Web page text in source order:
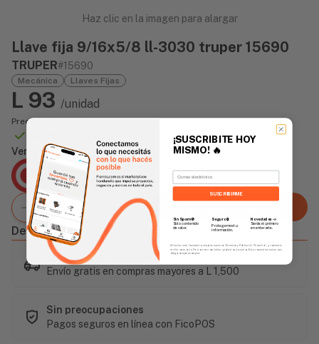
Haz clic en la imagen para alargar
Llave fija 9/16x5/8 ll-3030 truper 15690
TRUPER#15690
Mecánica Llaves Fijas
L 93 /unidad
Precio incluye impuesto sobre ventas
Vendido Por:
Agencia Global
2 días - Tiempo de Entrega Promedio
Descripción
Este artículo es popular
Envío gratis en compras mayores a L 1,500
Sin preocupaciones
Pagos seguros en línea con FicoPOS
¡SUSCRIBITE HOY
MISMO! 🔥
Email
SUSCRIBIRME
Sin Spam 🚫
Solo contenido
de valor.
Seguro 🔒
Protegemos tu
información.
Novedades 📣
Serás el primero
en enterarte.
Al enviar este formulario, aceptás nuestros Términos y Política de Privacidad, y consentís
recibir correos de Fierros con novedades, productos y eventos. Este consentimiento no es
obligatorio para comprar.